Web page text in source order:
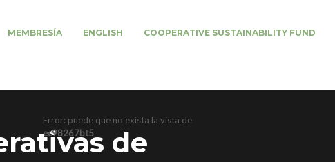
MEMBRESÍA ENGLISH COOPERATIVE SUSTAINABILITY FUND
de
Error: puede que no exista la vista de
ec98267bt5